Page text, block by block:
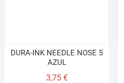
DURA-INK NEEDLE NOSE 5
AZUL
3,75 €